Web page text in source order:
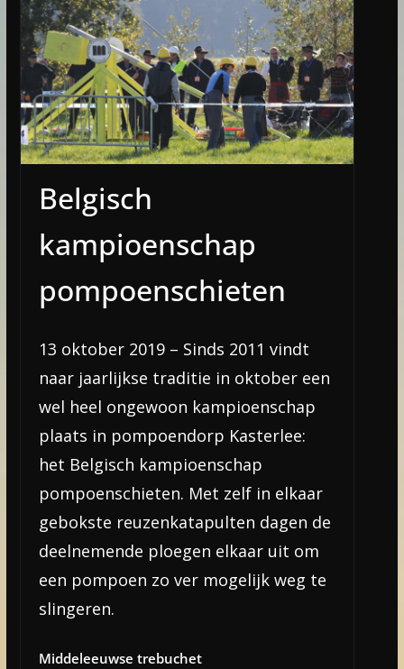
Belgisch
kampioenschap
pompoenschieten
13 oktober 2019 – Sinds 2011 vindt
naar jaarlijkse traditie in oktober een
wel heel ongewoon kampioenschap
plaats in pompoendorp Kasterlee:
het Belgisch kampioenschap
pompoenschieten. Met zelf in elkaar
gebokste reuzenkatapulten dagen de
deelnemende ploegen elkaar uit om
een pompoen zo ver mogelijk weg te
slingeren.
Middeleeuwse trebuchet